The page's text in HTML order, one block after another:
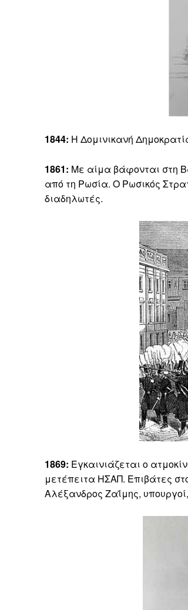
1844: Η Δομινικανή
1861: Με αίμα βάφονται στη
από τη Ρωσία. Ο Ρωσικός
διαδηλωτές.
1869: Εγκαινιάζεται ο
μετέπειτα ΗΣΑΠ. Επιβάτες
Αλέξανδρος Ζαΐμης,